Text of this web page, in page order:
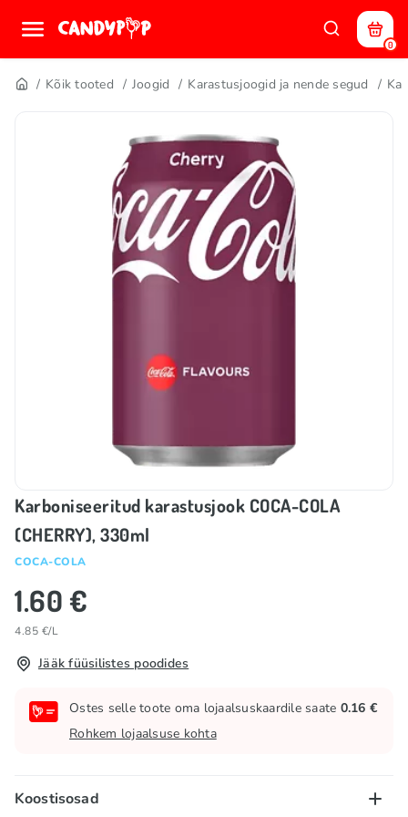
0
Kõik tooted Joogid Karastusjoogid ja nende segud
Karboniseeritud karastusjook COCA-COLA
(CHERRY), 330ml
COCA-COLA
1.60 €
4.85 €/L
Jääk füüsilistes poodides
Ostes selle toote oma lojaalsuskaardile saate 0.16 €
Rohkem lojaalsuse kohta
Koostisosad